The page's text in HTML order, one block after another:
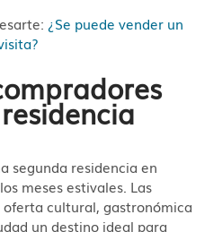
¿Se puede vender un
segunda residencia en
meses estivales. Las
cultural, gastronómica
un destino ideal para